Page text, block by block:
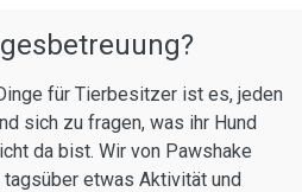
für Tierbesitzer ist es, jeden
sich zu fragen, was ihr Hund
da bist. Wir von Pawshake
etwas Aktivität und